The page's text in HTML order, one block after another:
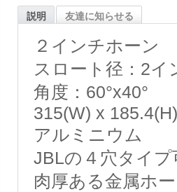
説明 友達に知らせる
２インチホーン
スロート径：2イ
角度：60°x40°
315(W) x
アルミニウム
JBLの４穴タイプ
肉厚ある金属ホ